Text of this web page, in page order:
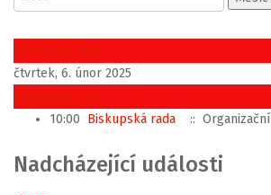
Předchozí den
čtvrtek, 6. únor 2025
Následující den
10:00 Biskupská rada :: Organizační
Nadcházející události